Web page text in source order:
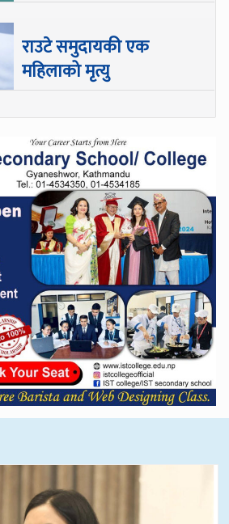
राउटे समुदायकी एक
महिलाको मृत्यु